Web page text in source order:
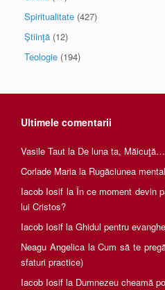
Spiritualitate (427)
Ştiinţă (12)
Teologie (194)
Ultimele comentarii
Vasile Taut la De luna ta, Măicuţă…
Corlade Maria la Rugăciunea
Iacob Iosif la În ce moment devin
lui Cristos?
Iacob Iosif la Ghidul pentru
Neagu AngelicalaCum să te
sfaturi practice)
Iacob Iosif la Dumnezeu cheamă